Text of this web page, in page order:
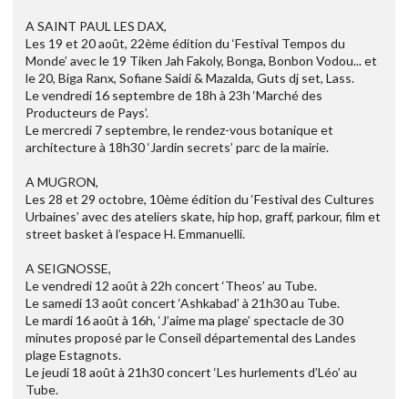
A SAINT PAUL LES DAX,
Les 19 et 20 août, 22ème édition du ‘Festival Tempos du
Monde’ avec le 19 Tiken Jah Fakoly, Bonga, Bonbon Vodou... et
le 20, Biga Ranx, Sofiane Saidi & Mazalda, Guts dj set, Lass.
Le vendredi 16 septembre de 18h à 23h ‘Marché des
Producteurs de Pays’.
Le mercredi 7 septembre, le rendez-vous botanique et
architecture à 18h30 ‘Jardin secrets’ parc de la mairie.
A MUGRON,
Les 28 et 29 octobre, 10ème édition du ‘Festival des Cultures
Urbaines’ avec des ateliers skate, hip hop, graff, parkour, film et
street basket à l’espace H. Emmanuelli.
A SEIGNOSSE,
Le vendredi 12 août à 22h concert ‘Theos’ au Tube.
Le samedi 13 août concert ‘Ashkabad’ à 21h30 au Tube.
Le mardi 16 août à 16h, ‘J’aime ma plage’ spectacle de 30
minutes proposé par le Conseil départemental des Landes
plage Estagnots.
Le jeudi 18 août à 21h30 concert ‘Les hurlements d’Léo’ au
Tube.